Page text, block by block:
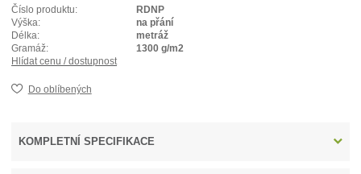
Číslo produktu:
RDNP
Výška:
na přání
Délka:
metráž
Gramáž:
1300 g/m2
Hlídat cenu / dostupnost
Do oblíbených
KOMPLETNÍ SPECIFIKACE